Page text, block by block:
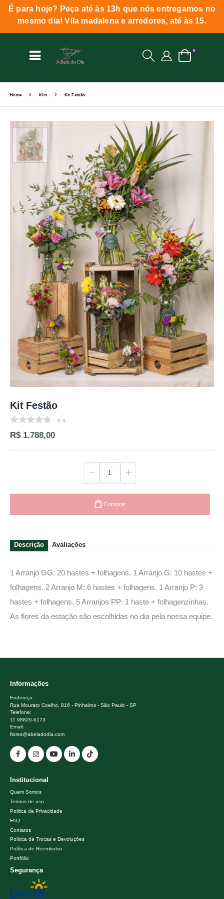
É para hoje? Peça até às 13h que nós entregamos no
mesmo dia! Vila madalena e arredores, até às 15.
0
Home Kits Kit Festão
Kit Festão
0.0
0.0
R$ 1.788,00
Comprar
Descrição Avaliações
1 Arranjo GG: 20 hastes + folhagens. 1 Arranjo G: 10 hastes +
folhagens. 2 Arranjo M: 6 hastes + folhagens. 1 Arranjo P: 3
hastes + folhagens. 5 Arranjos PP: 1 haste + folhagenzinhas.
As flores da estação são escolhidas no dia pela nossa equipe.
Informações
Endereço:
Rua Mourato Coelho, 816 - Pinheiros - São Paulo - SP
Telefone:
11 98826-6173
Email:
flores@abeladodia.com
Institucional
Quem Somos
Termos de uso
Politica de Privacidade
FAQ
Contatos
Política de Trocas e Devoluções
Política de Reembolso
Portfólio
Segurança